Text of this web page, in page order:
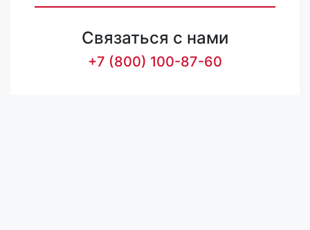
Связаться с нами
+7 (800) 100-87-60